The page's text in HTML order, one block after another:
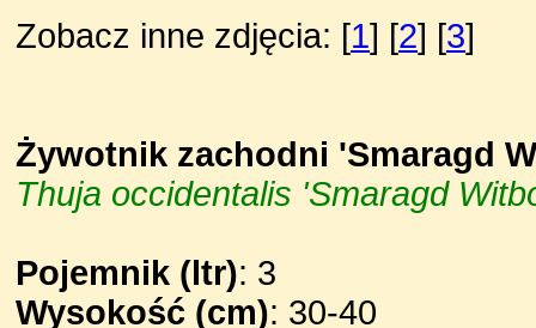
Zobacz inne zdjęcia: [1] [2] [3]
Żywotnik zachodni 'Smaragd
Thuja occidentalis 'Smaragd
Pojemnik (ltr): 3
Wysokość (cm): 30-40